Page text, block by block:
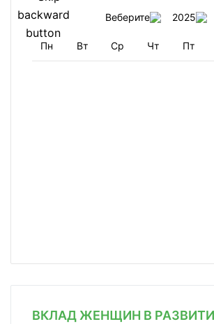
Веберите 2025
Пн Вт Ср Чт Пт
ВКЛАД ЖЕНЩИН В